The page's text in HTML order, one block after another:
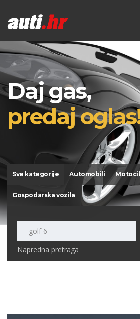
Daj gas,
predaj
Sve kategorije Automobili
Gospodarska vozila
Napredna pretraga